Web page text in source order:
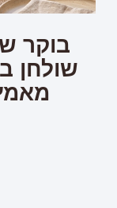
בוקר
שולחן